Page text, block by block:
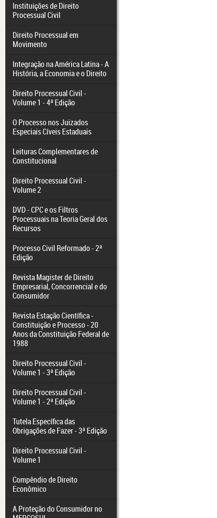
Instituições de Direito
Processual Civil
Direito Processual em
Movimento
Integração na América Latina - A
História, a Economia e o Direito
Direito Processual Civil -
Volume 1 - 4ª Edição
O Processo nos Juizados
Especiais Cíveis Estaduais
Leituras Complementares de
Constitucional
Direito Processual Civil -
Volume 2
DVD - CPC e os Filtros
Processuais na Teoria Geral dos
Recursos
Processo Civil Reformado - 2ª
Edição
Revista Magister de Direito
Empresarial, Concorrencial e do
Consumidor
Revista Estação Científica -
Constituição e Processo - 20
Anos da Constituição Federal de
1988
Direito Processual Civil -
Volume 1 - 3ª Edição
Direito Processual Civil -
Volume 1 - 2ª Edição
Tutela Específica das
Obrigações de Fazer - 3ª Edição
Direito Processual Civil -
Volume 1
Compêndio de Direito
Econômico
A Proteção do Consumidor no